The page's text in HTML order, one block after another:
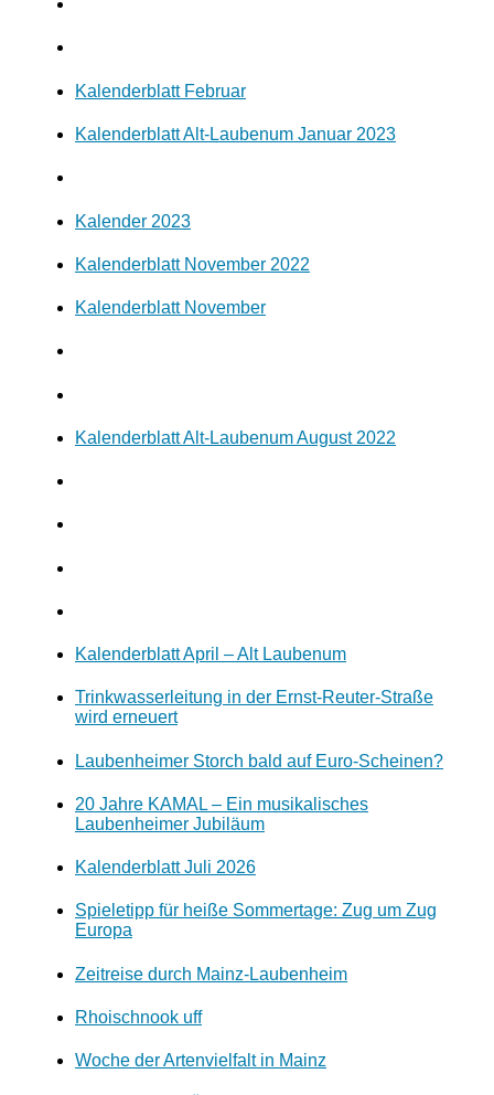
Kalenderblatt Februar
Kalenderblatt Alt-Laubenum Januar 2023
Kalender 2023
Kalenderblatt November 2022
Kalenderblatt November
Kalenderblatt Alt-Laubenum August 2022
Kalenderblatt April – Alt Laubenum
Trinkwasserleitung in der Ernst-Reuter-Straße
wird erneuert
Laubenheimer Storch bald auf Euro-Scheinen?
20 Jahre KAMAL – Ein musikalisches
Laubenheimer Jubiläum
Kalenderblatt Juli 2026
Spieletipp für heiße Sommertage: Zug um Zug
Europa
Zeitreise durch Mainz-Laubenheim
Rhoischnook uff
Woche der Artenvielfalt in Mainz